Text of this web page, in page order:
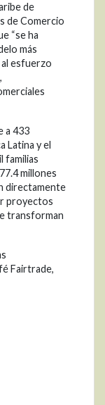
de
de Comercio
“se ha
más
esfuerzo
a 433
Latina y el
familias
millones
directamente
proyectos
transforman
Fairtrade,